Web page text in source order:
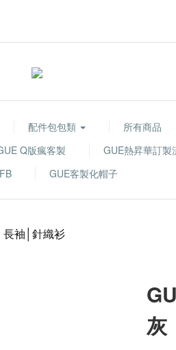
配件包包類 所有商品
Q版瘋客製 GUE熱昇華訂製
GUE客製化帽子
長袖│針織衫
灰